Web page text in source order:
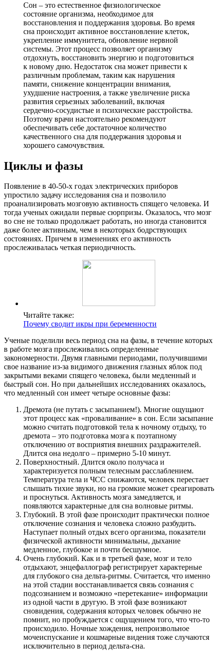
Сон – это естественное физиологическое
состояние организма, необходимое для
восстановления и поддержания здоровья. Во время
сна происходит активное восстановление клеток,
укрепление иммунитета, обновление нервной
системы. Этот процесс позволяет организму
отдохнуть, восстановить энергию и подготовиться
к новому дню. Недостаток сна может привести к
различным проблемам, таким как нарушения
памяти, снижение концентрации внимания,
ухудшение настроения, а также увеличение риска
развития серьезных заболеваний, включая
сердечно-сосудистые и психические расстройства.
Поэтому врачи настоятельно рекомендуют
обеспечивать себе достаточное количество
качественного сна для поддержания здоровья и
хорошего самочувствия.
Циклы и фазы
Появление в 40-50-х годах электрических приборов
упростило задачу исследования сна и позволило
проанализировать мозговую активность спящего человека. И
тогда ученых ожидали первые сюрпризы. Оказалось, что мозг
во сне не только продолжает работать, но иногда становится
даже более активным, чем в некоторых бодрствующих
состояниях. Причем в изменениях его активность
прослеживалась четкая периодичность.
Читайте также:
Почему сводит икры при беременности
Ученые поделили весь период сна на фазы, в течение которых
в работе мозга прослеживались определенные
закономерности. Двумя главными периодами, получившими
свое название из-за видимого движения глазных яблок под
закрытыми веками спящего человека, были медленный и
быстрый сон. Но при дальнейших исследованиях оказалось,
что медленный сон имеет четыре основные фазы:
Дремота (не путать с засыпанием!). Многие ощущают
этот процесс как «проваливание» в сон. Если засыпание
можно считать подготовкой тела к ночному отдыху, то
дремота – это подготовка мозга к поэтапному
отключению от восприятия внешних раздражителей.
Длится она недолго – примерно 5-10 минут.
Поверхностный. Длится около получаса и
характеризуется полным телесным расслаблением.
Температура тела и ЧСС снижаются, человек перестает
слышать тихие звуки, но на громкие может среагировать
и проснуться. Активность мозга замедляется, и
появляются характерные для сна волновые ритмы.
Глубокий. В этой фазе происходит практически полное
отключение сознания и человека сложно разбудить.
Наступает полный отдых всего организма, показатели
физической активности минимальны, дыхание
медленное, глубокое и почти бесшумное.
Очень глубокий. Как и в третьей фазе, мозг и тело
отдыхают, энцефаллограф регистрирует характерные
для глубокого сна дельта-ритмы. Считается, что именно
на этой стадии восстанавливается связь сознания с
подсознанием и возможно «перетекание» информации
из одной части в другую. В этой фазе возникают
сновидения, содержания которых человек обычно не
помнит, но пробуждается с ощущением того, что что-то
происходило. Ночные хождения, непроизвольное
мочеиспускание и кошмарные видения тоже случаются
исключительно в период дельта-сна.